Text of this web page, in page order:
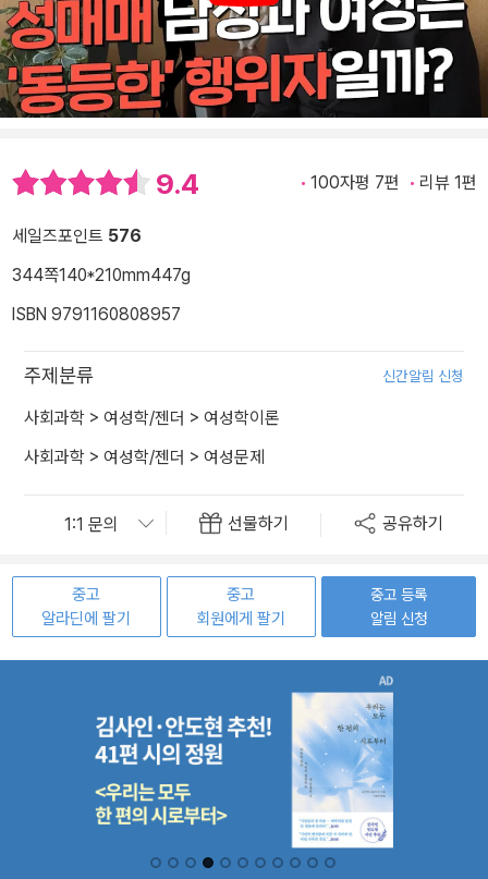
9.4 100자평 7편 리뷰 1편
세일즈포인트 576
344쪽140*210mm447g
ISBN 9791160808957
주제분류 신간알림 신청
사회과학 > 여성학/젠더 > 여성학이론
사회과학 > 여성학/젠더 > 여성문제
선물하기 공유하기
중고
알라딘에 팔기
중고
회원에게 팔기
중고 등록
알림 신청